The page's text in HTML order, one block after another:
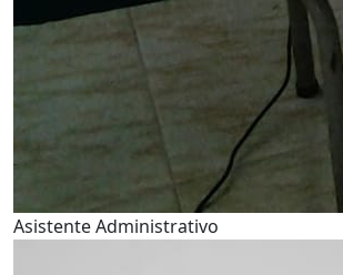
Asistente Administrativo